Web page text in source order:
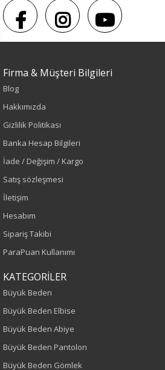
Sezon : YAZLIK
Renk
Pudra
Sezon
İlkbahar-Yaz
Yaş Grubu
Kalıp
Büyük Beden
Boy
Firma & Müşteri Bilgileri
Blog
Hakkımızda
Gizlilik Politikası
Banka Hesap Bilgileri
İade / Değişim / Kargo
Satış sözleşmesi
İletişim
Hesabım
Sipariş Takibi
ParaPuan Kullanımı
KATEGORİLER
Büyük Beden
Büyük Beden Elbise
Büyük Beden Abiye
Büyük Beden Pantolon
Büyük Beden Gömlek